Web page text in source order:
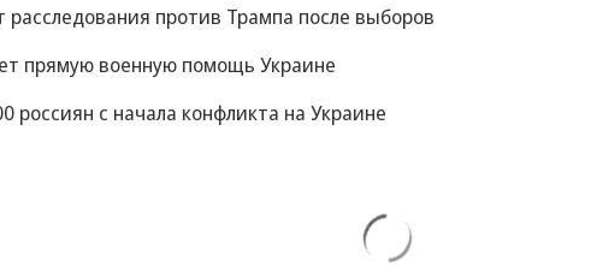
расследования против Трампа после выборов
прямую военную помощь Украине
россиян с начала конфликта на Украине